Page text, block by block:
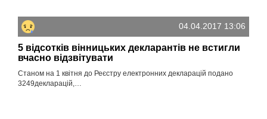
04.04.2017 13:06
5 відсотків вінницьких декларантів не встигли
вчасно відзвітувати
Станом на 1 квітня до Реєстру електронних декларацій подано
3249декларацій,…